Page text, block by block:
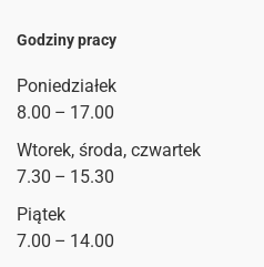
Godziny pracy
Poniedziałek
8.00 – 17.00
Wtorek, środa, czwartek
7.30 – 15.30
Piątek
7.00 – 14.00